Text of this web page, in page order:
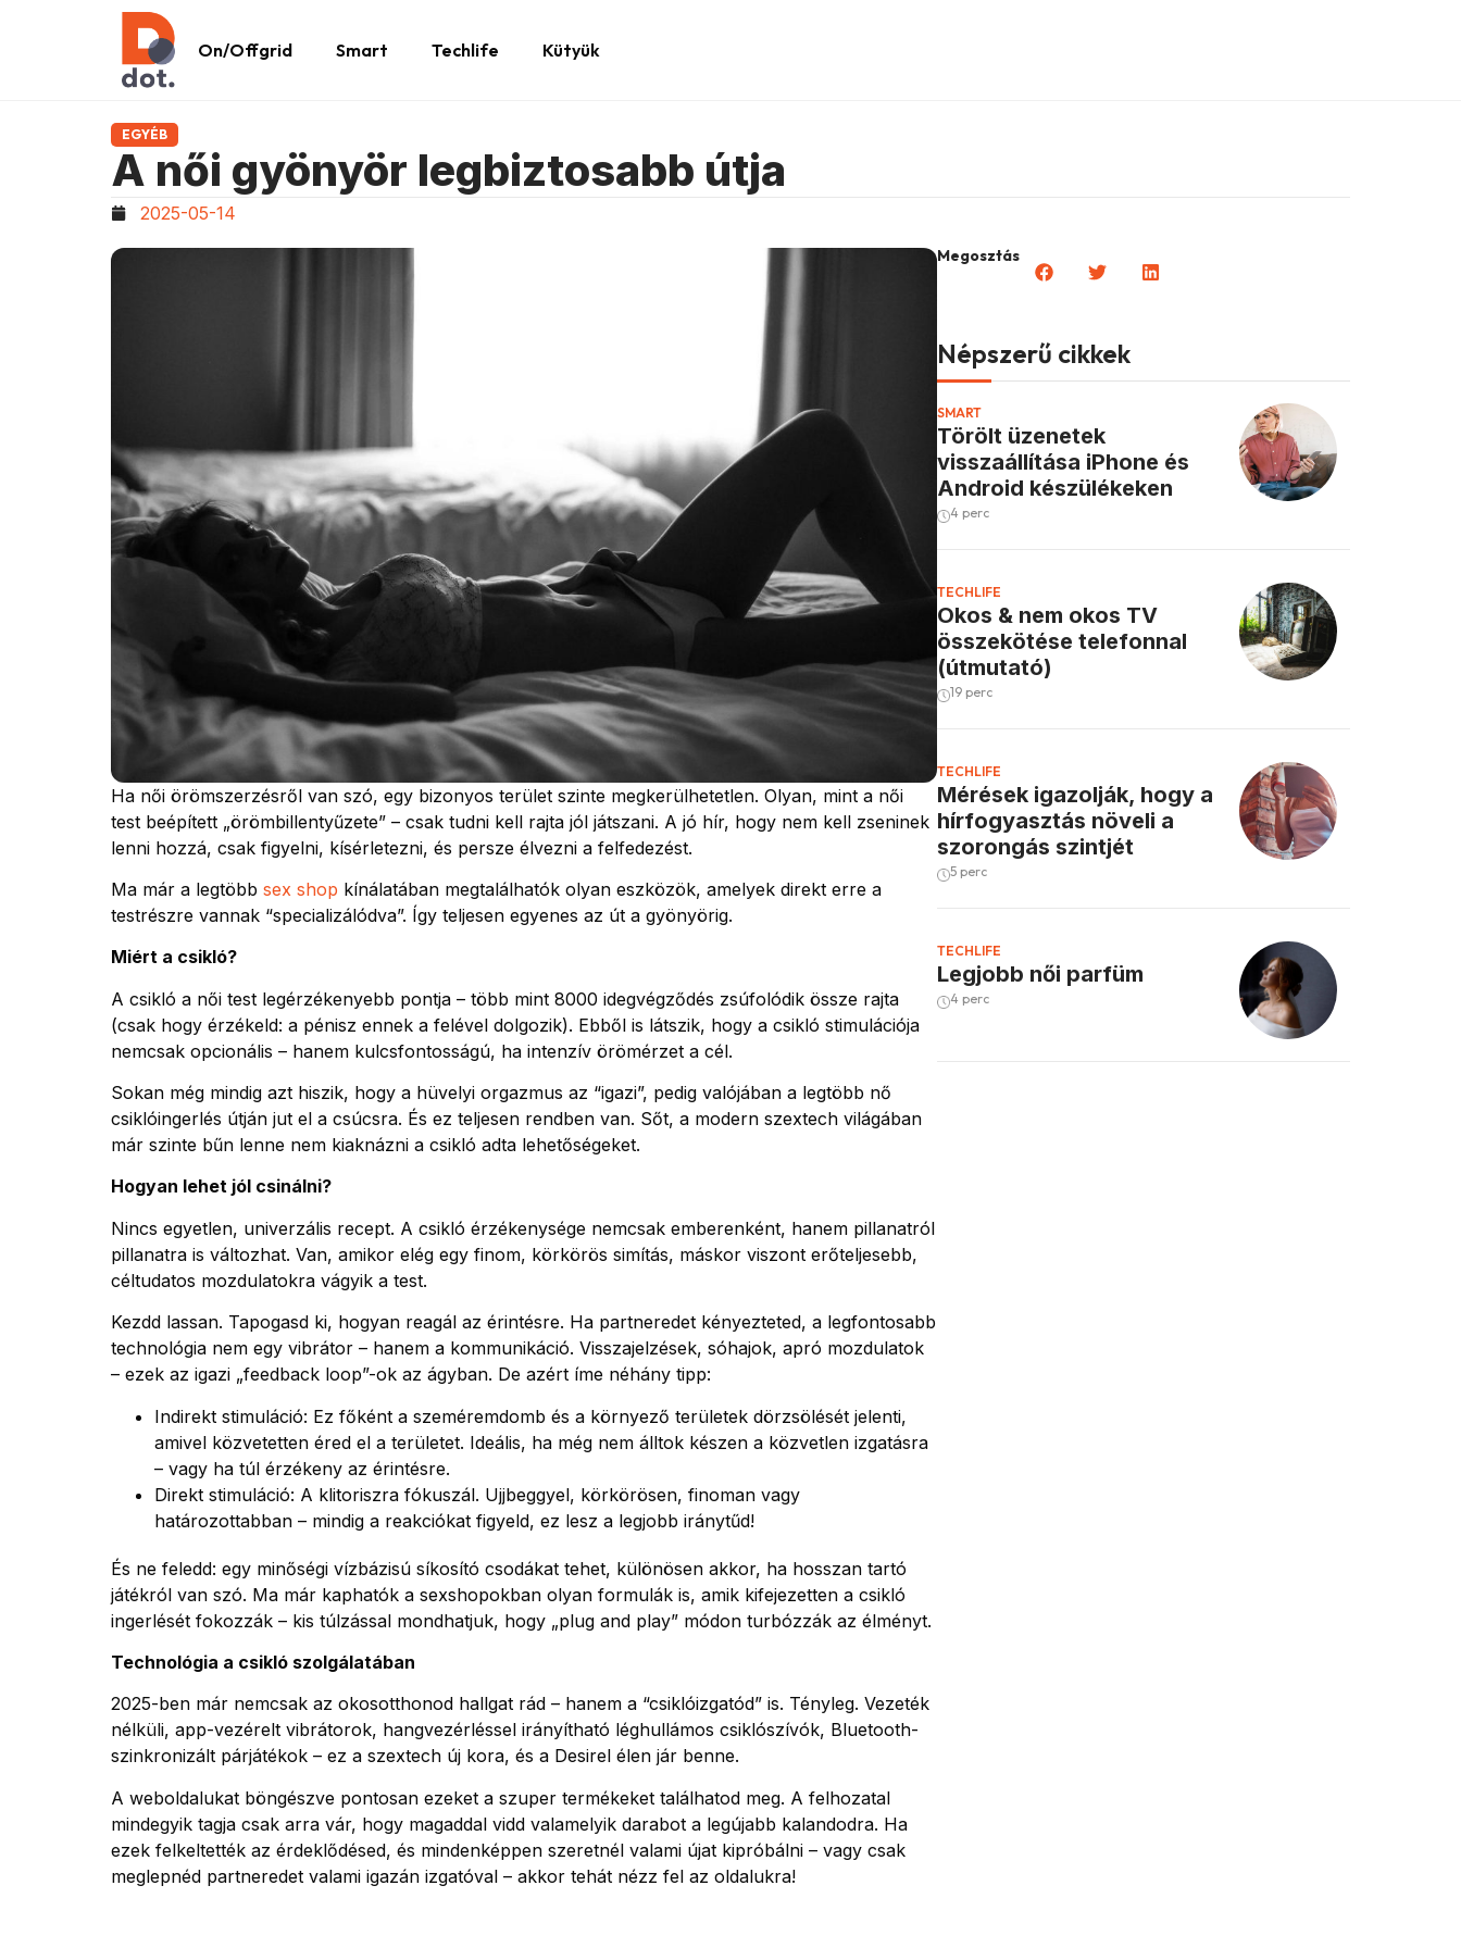
On/Offgrid Smart Techlife Kütyük
EGYÉB
A női gyönyör legbiztosabb útja
2025-05-14
Ha női örömszerzésről van szó, egy bizonyos terület szinte megkerülhetetlen. Olyan, mint a női
test beépített „örömbillentyűzete” – csak tudni kell rajta jól játszani. A jó hír, hogy nem kell zseninek
lenni hozzá, csak figyelni, kísérletezni, és persze élvezni a felfedezést.
Ma már a legtöbb sex shop kínálatában megtalálhatók olyan eszközök, amelyek direkt erre a
testrészre vannak “specializálódva”. Így teljesen egyenes az út a gyönyörig.
Miért a csikló?
A csikló a női test legérzékenyebb pontja – több mint 8000 idegvégződés zsúfolódik össze rajta
(csak hogy érzékeld: a pénisz ennek a felével dolgozik). Ebből is látszik, hogy a csikló stimulációja
nemcsak opcionális – hanem kulcsfontosságú, ha intenzív örömérzet a cél.
Sokan még mindig azt hiszik, hogy a hüvelyi orgazmus az “igazi”, pedig valójában a legtöbb nő
csiklóingerlés útján jut el a csúcsra. És ez teljesen rendben van. Sőt, a modern szextech világában
már szinte bűn lenne nem kiaknázni a csikló adta lehetőségeket.
Hogyan lehet jól csinálni?
Nincs egyetlen, univerzális recept. A csikló érzékenysége nemcsak emberenként, hanem pillanatról
pillanatra is változhat. Van, amikor elég egy finom, körkörös simítás, máskor viszont erőteljesebb,
céltudatos mozdulatokra vágyik a test.
Kezdd lassan. Tapogasd ki, hogyan reagál az érintésre. Ha partneredet kényezteted, a legfontosabb
technológia nem egy vibrátor – hanem a kommunikáció. Visszajelzések, sóhajok, apró mozdulatok
– ezek az igazi „feedback loop”-ok az ágyban. De azért íme néhány tipp:
Indirekt stimuláció: Ez főként a szeméremdomb és a környező területek dörzsölését jelenti,
amivel közvetetten éred el a területet. Ideális, ha még nem álltok készen a közvetlen izgatásra
– vagy ha túl érzékeny az érintésre.
Direkt stimuláció: A klitoriszra fókuszál. Ujjbeggyel, körkörösen, finoman vagy
határozottabban – mindig a reakciókat figyeld, ez lesz a legjobb iránytűd!
És ne feledd: egy minőségi vízbázisú síkosító csodákat tehet, különösen akkor, ha hosszan tartó
játékról van szó. Ma már kaphatók a sexshopokban olyan formulák is, amik kifejezetten a csikló
ingerlését fokozzák – kis túlzással mondhatjuk, hogy „plug and play” módon turbózzák az élményt.
Technológia a csikló szolgálatában
2025-ben már nemcsak az okosotthonod hallgat rád – hanem a “csiklóizgatód” is. Tényleg. Vezeték
nélküli, app-vezérelt vibrátorok, hangvezérléssel irányítható léghullámos csiklószívók, Bluetooth-
szinkronizált párjátékok – ez a szextech új kora, és a Desirel élen jár benne.
A weboldalukat böngészve pontosan ezeket a szuper termékeket találhatod meg. A felhozatal
mindegyik tagja csak arra vár, hogy magaddal vidd valamelyik darabot a legújabb kalandodra. Ha
ezek felkeltették az érdeklődésed, és mindenképpen szeretnél valami újat kipróbálni – vagy csak
meglepnéd partneredet valami igazán izgatóval – akkor tehát nézz fel az oldalukra!
Megosztás
Népszerű cikkek
SMART
Törölt üzenetek
visszaállítása iPhone és
Android készülékeken
4 perc
TECHLIFE
Okos & nem okos TV
összekötése telefonnal
(útmutató)
19 perc
TECHLIFE
Mérések igazolják, hogy a
hírfogyasztás növeli a
szorongás szintjét
5 perc
TECHLIFE
Legjobb női parfüm
4 perc